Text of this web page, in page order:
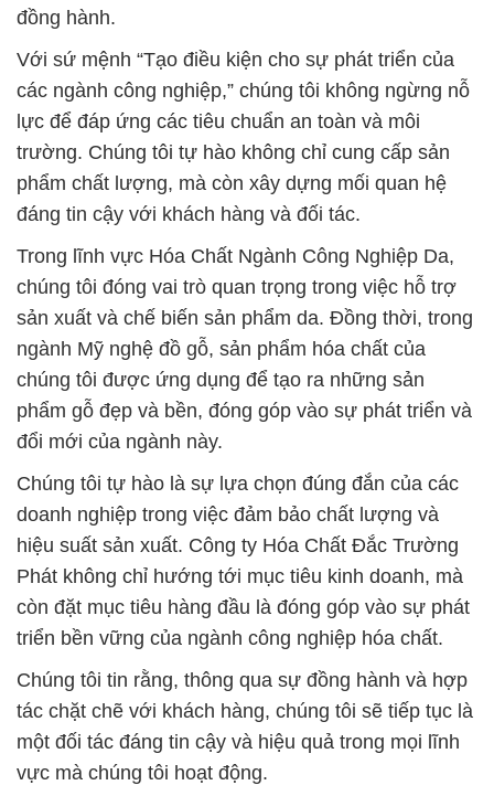
đồng hành.
Với sứ mệnh “Tạo điều kiện cho sự phát triển của
các ngành công nghiệp,” chúng tôi không ngừng nỗ
lực để đáp ứng các tiêu chuẩn an toàn và môi
trường. Chúng tôi tự hào không chỉ cung cấp sản
phẩm chất lượng, mà còn xây dựng mối quan hệ
đáng tin cậy với khách hàng và đối tác.
Trong lĩnh vực Hóa Chất Ngành Công Nghiệp Da,
chúng tôi đóng vai trò quan trọng trong việc hỗ trợ
sản xuất và chế biến sản phẩm da. Đồng thời, trong
ngành Mỹ nghệ đồ gỗ, sản phẩm hóa chất của
chúng tôi được ứng dụng để tạo ra những sản
phẩm gỗ đẹp và bền, đóng góp vào sự phát triển và
đổi mới của ngành này.
Chúng tôi tự hào là sự lựa chọn đúng đắn của các
doanh nghiệp trong việc đảm bảo chất lượng và
hiệu suất sản xuất. Công ty Hóa Chất Đắc Trường
Phát không chỉ hướng tới mục tiêu kinh doanh, mà
còn đặt mục tiêu hàng đầu là đóng góp vào sự phát
triển bền vững của ngành công nghiệp hóa chất.
Chúng tôi tin rằng, thông qua sự đồng hành và hợp
tác chặt chẽ với khách hàng, chúng tôi sẽ tiếp tục là
một đối tác đáng tin cậy và hiệu quả trong mọi lĩnh
vực mà chúng tôi hoạt động.